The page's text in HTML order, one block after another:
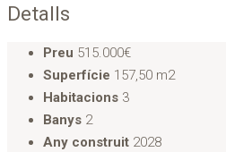
Detalls
Preu 515.000€
Superfície 157,50 m2
Habitacions 3
Banys 2
Any construit 2028